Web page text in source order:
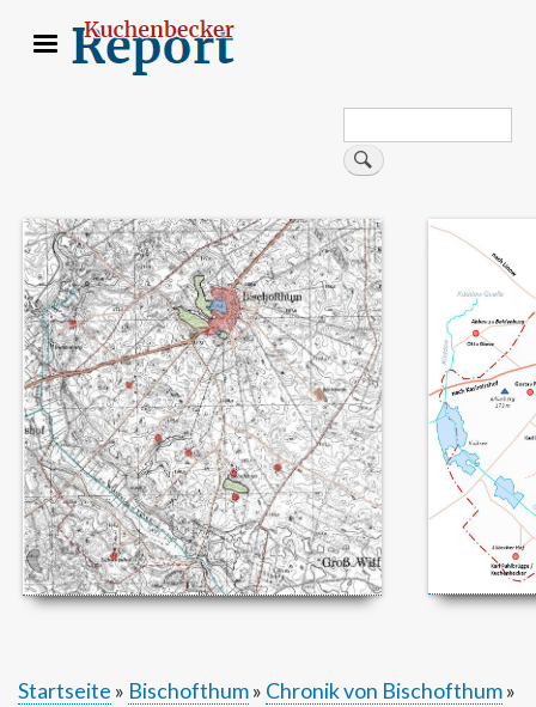
Suche
Startseite Bischofthum
Chronik von Bischofthum